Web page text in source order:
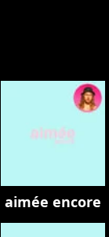
aimée encore